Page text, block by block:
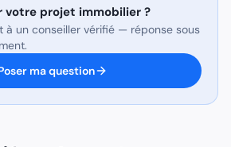
votre projet immobilier ?
à un conseiller vérifié — réponse sous
ma question